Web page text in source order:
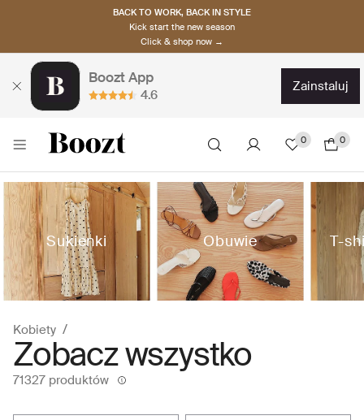
BACK TO WORK, BACK IN STYLE
Kick start the new season
Click & shop now →
Boozt App
4.6
zainstaluj
0 0
Sukienki Obuwie T-
Kobiety
Zobacz wszystko
71327 produktów